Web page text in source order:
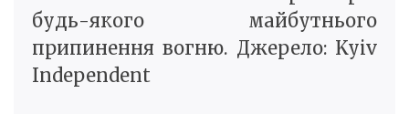
будь-якого майбутнього
припинення вогню. Джерело: Kyiv
Independent